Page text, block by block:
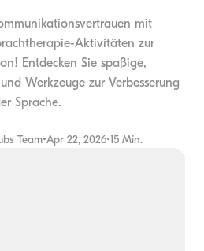
mit
Aktivitäten zur
Entdecken Sie spaßige,
Werkzeuge zur Verbesserung
Sprache.
Team•Apr 22, 2026•15 Min.